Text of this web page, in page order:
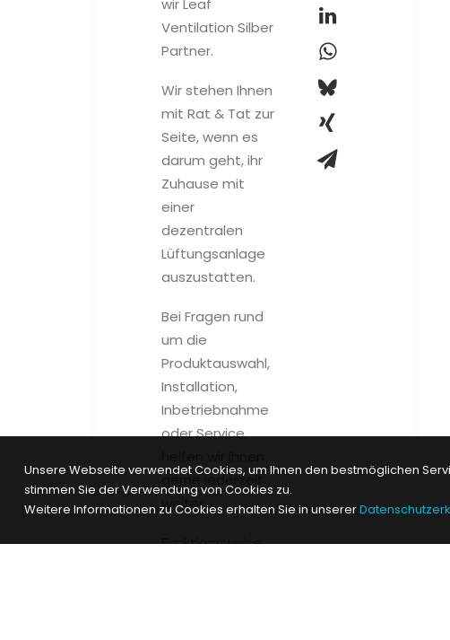
wir Leaf
Ventilation Silber
Partner.
Wir stehen Ihnen
mit Rat & Tat zur
Seite, wenn es
darum geht, ihr
Zuhause mit
einer
dezentralen
Lüftungsanlage
auszustatten.
Bei Fragen rund
um die
Produktauswahl,
Installation,
Inbetriebnahme
oder Service,
gerne jederzeit
weiter.
Funktionsweise
Unsere Webseite verwendet Cookies, um Ihnen den bestmöglichen
stimmen Sie der Verwendung von Cookies zu.
Weitere Informationen zu Cookies erhalten Sie in unserer